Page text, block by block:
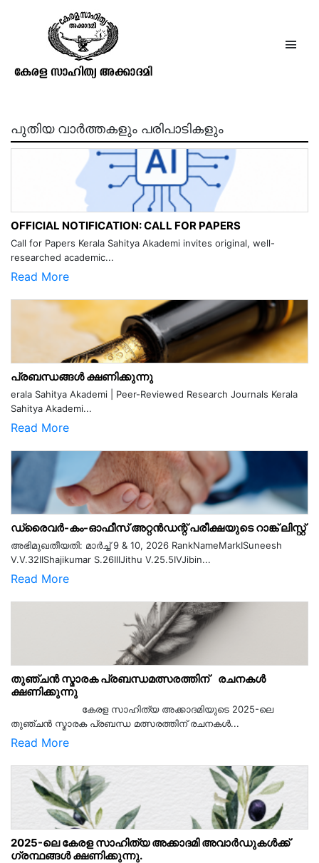
ബി. മാധവമേനോൻ
പുതിയ വാർത്തകളും പരിപാടികളും
OFFICIAL NOTIFICATION: CALL FOR PAPERS
Call for Papers Kerala Sahitya Akademi invites original, well-
researched academic...
Read More
പ്രബന്ധങ്ങൾ ക്ഷണിക്കുന്നു
erala Sahitya Akademi | Peer-Reviewed Research Journals Kerala
Sahitya Akademi...
Read More
ഡ്രൈവർ-കം-ഓഫീസ് അറ്റൻഡന്റ് പരീക്ഷയുടെ റാങ്ക് ലിസ്റ്റ്
അഭിമുഖതീയതി: മാർച്ച് 9 & 10, 2026 RankNameMarkISuneesh
V.V.32IIShajikumar S.26IIIJithu V.25.5IVJibin...
Read More
തുഞ്ചൻ സ്മാരക പ്രബന്ധമത്സരത്തിന് രചനകൾ
ക്ഷണിക്കുന്നു
കേരള സാഹിത്യ അക്കാദമിയുടെ 2025-ലെ
തുഞ്ചൻ സ്മാരക പ്രബന്ധ മത്സരത്തിന് രചനകൾ...
Read More
2025-ലെ കേരള സാഹിത്യ അക്കാദമി അവാർഡുകൾക്ക്
ഗ്രന്ഥങ്ങൾ ക്ഷണിക്കുന്നു.